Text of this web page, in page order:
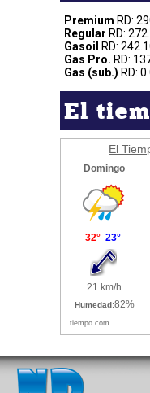
Premium RD:
Regular RD:
Gasoil
RD:
Gas Pro. RD:
Gas (sub.) RD:
El
El